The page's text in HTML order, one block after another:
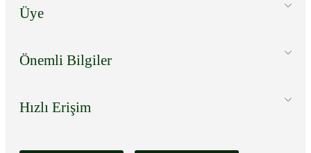
Üye
Önemli Bilgiler
Hızlı Erişim